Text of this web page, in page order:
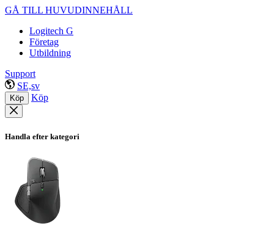
GÅ TILL HUVUDINNEHÅLL
Logitech G
Företag
Utbildning
Support
SE,sv
Köp Köp
Handla efter kategori